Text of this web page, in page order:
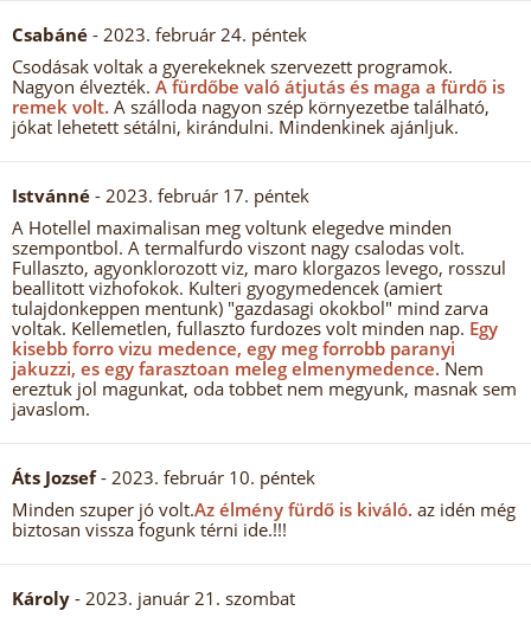
Csabáné - 2023. február 24. péntek
Csodásak voltak a gyerekeknek szervezett programok.
Nagyon élvezték. A fürdőbe való átjutás és maga a fürdő is
remek volt. A szálloda nagyon szép környezetbe található,
jókat lehetett sétálni, kirándulni. Mindenkinek ajánljuk.
Istvánné - 2023. február 17. péntek
A Hotellel maximalisan meg voltunk elegedve minden
szempontbol. A termalfurdo viszont nagy csalodas volt.
Fullaszto, agyonklorozott viz, maro klorgazos levego, rosszul
beallitott vizhofokok. Kulteri gyogymedencek (amiert
tulajdonkeppen mentunk) "gazdasagi okokbol" mind zarva
voltak. Kellemetlen, fullaszto furdozes volt minden nap. Egy
kisebb forro vizu medence, egy meg forrobb paranyi
jakuzzi, es egy farasztoan meleg elmenymedence. Nem
ereztuk jol magunkat, oda tobbet nem megyunk, masnak sem
javaslom.
Áts Jozsef- 2023. február 10. péntek
Minden szuper jó volt.Az élmény fürdő is kiváló. az idén még
biztosan vissza fogunk térni ide.!!!
Károly - 2023. január 21. szombat